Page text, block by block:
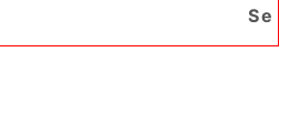
Selamat Datang di